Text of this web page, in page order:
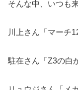
そんな中、いつも
川上さん「マー
駐在さん「Z3の白